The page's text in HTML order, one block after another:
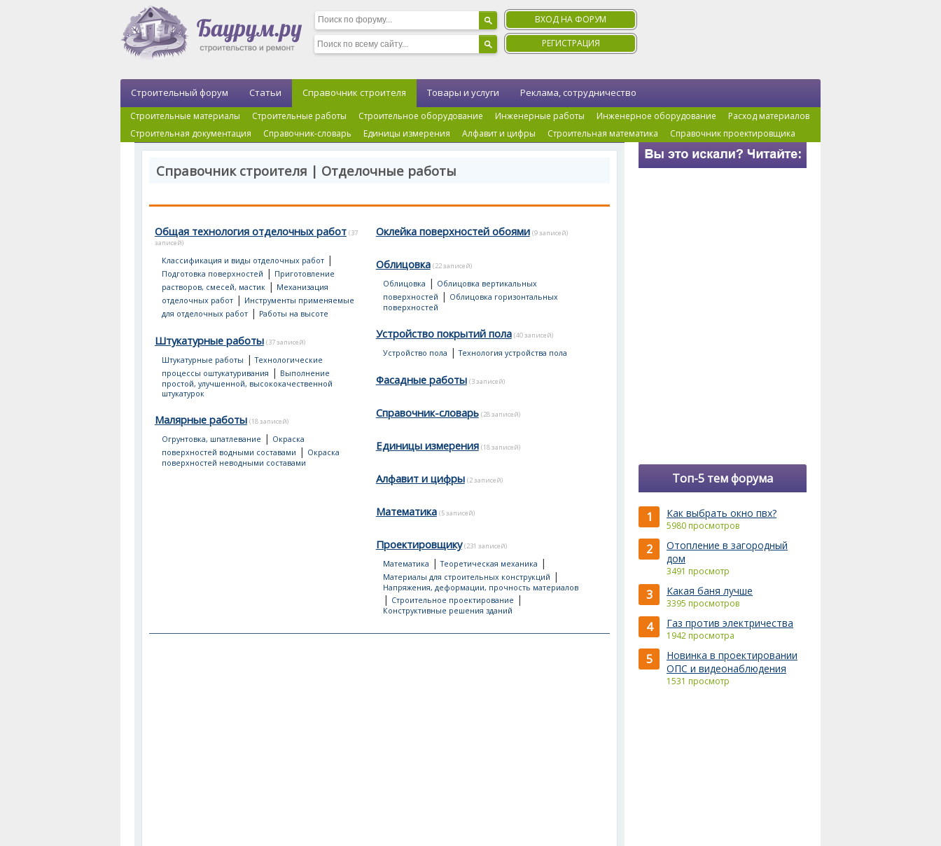
ВХОД НА ФОРУМ
РЕГИСТРАЦИЯ
Строительный форум Статьи Справочник строителя
Строительные материалы Строительные работы Строительное оборудование Инженерные работы Инженерное оборудование
Расход материалов
Строительная документация
Справочник-словарь Единицы измерения Алфавит и цифры Строительная математика Справочник проектировщика
Товары и услуги Реклама, сотрудничество
Справочник строителя | Отделочные работы
Общая технология отделочных работ (37
записей)
Классификация и виды отделочных работ|
Подготовка поверхностей | Приготовление
растворов, смесей, мастик| Механизация
отделочных работ| Инструменты применяемые
для отделочных работ| Работы на высоте
Штукатурные работы (37 записей)
Штукатурные работы |Технологические
процессы оштукатуривания | Выполнение
простой, улучшенной, высококачественной
штукатурок
Малярные работы (18 записей)
Огрунтовка, шпатлевание | Окраска
поверхностей водными составами | Окраска
поверхностей неводными составами
Оклейка поверхностей обоями (9 записей)
Облицовка (22 записей)
Облицовка | Облицовка вертикальных
поверхностей | Облицовка горизонтальных
поверхностей
Устройство покрытий пола (40 записей)
Устройство пола |Технология устройства пола
Фасадные работы (3 записей)
Справочник-словарь (28 записей)
Единицы измерения (18 записей)
Алфавит и цифры (2 записей)
Математика (5 записей)
Проектировщику (231 записей)
Математика |Теоретическая механика |
Материалы для строительных конструкций |
Напряжения, деформации, прочность материалов
| Строительное проектирование |
Конструктивные решения зданий
Топ-5 тем форума
1 Как выбрать окно пвх?
5980 просмотров
2
Отопление в загородный
дом
3491 просмотр
3 Какая баня лучше
3395 просмотров
4 Газ против электричества
1942 просмотра
5
Новинка в проектировании
ОПС и видеонаблюдения
1531 просмотр